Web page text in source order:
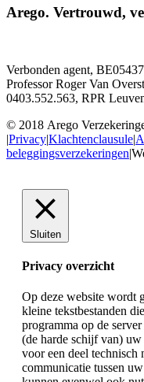
Arego. Vertrouwd,
Verbonden agent,
Professor Roger Van
0403.552.563, RPR
© 2018 Arego
|Privacy|Klachtenclausule|
beleggingsverzekeringen|
Sluiten
Privacy overzicht
Op deze website wordt
kleine tekstbestanden
programma op de
(de harde schijf van)
voor een deel
communicatie tussen